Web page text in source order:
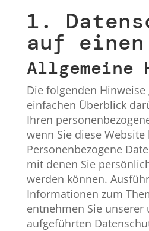
1.
auf
Allgemeine
Die folgenden Hinweise
einfachen Überblick
Ihren
wenn Sie diese Website
Personenbezogene
mit denen Sie
werden können.
Informationen zum
entnehmen Sie unserer
aufgeführten